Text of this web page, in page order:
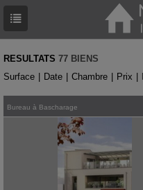
RESULTATS 77 BIENS
Surface
Date Chambre Prix
Bureau à Bascharage